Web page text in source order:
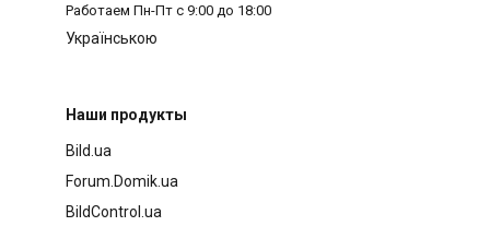
Работаем Пн-Пт с 9:00 до 18:00
Українською
Наши продукты
Bild.ua
Forum.Domik.ua
BildControl.ua